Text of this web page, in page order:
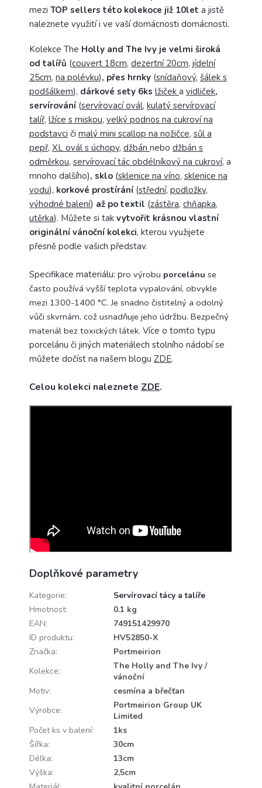
mezi TOP sellers této kolekoce již 10let a jistě
naleznete využití i ve vaší domácnosti domácnosti.
Kolekce The Holly and The Ivy je velmi široká
od talířů (couvert 18cm, dezertní 20cm, jídelní
25cm, na polévku), přes hrnky (snídaňový, šálek s
podšálkem), dárkové sety 6ks lžiček a vidliček,
servírování (servírovací ovál, kulatý servírovací
talíř, lžíce s miskou, velký podnos na cukroví na
podstavci či malý mini scallop na nožičce, sůl a
pepř, XL ovál s úchopy, džbán nebo džbán s
odměrkou, servírovací tác obdélníkový na cukroví, a
mnoho dalšího), sklo (sklenice na víno, sklenice na
vodu), korkové prostírání (střední, podložky,
výhodné balení) až po textil (zástěra, chňapka,
utěrka). Můžete si tak vytvořit krásnou vlastní
originální vánoční kolekci, kterou využijete
přesně podle vašich představ.
Specifikace materiálu: pro výrobu porcelánu se
často používá vyšší teplota vypalování, obvykle
mezi 1300-1400 °C.Je snadno čistitelný a odolný
vůči skvrnám, což usnadňuje jeho údržbu. Bezpečný
materiál bez toxických látek. Více o tomto typu
porcelánu či jiných materiálech stolního nádobí se
můžete dočíst na našem blogu ZDE.
Celou kolekci naleznete ZDE.
Doplňkové parametry
Kategorie:
Servírovací tácy a talíře
Hmotnost:
0.1 kg
EAN:
749151429970
ID produktu:
HV52850-X
Značka:
Portmeirion
Kolekce:
The Holly and The Ivy /
vánoční
Motiv:
cesmína a břečťan
Výrobce:
Portmeirion Group UK
Limited
Počet ks v balení:
1ks
Šířka:
30cm
Délka:
13cm
Výška:
2,5cm